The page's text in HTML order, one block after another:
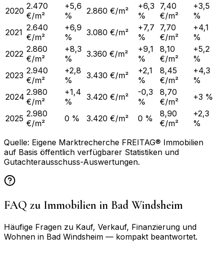
2020 2.470
€/m²
+5,6
%
2.860 €/m²
+6,3
%
7,40
€/m²
+3,5
%
2021 2.640
€/m²
+6,9
%
3.080 €/m²
+7,7
%
7,70
€/m²
+4,1
%
2022 2.860
€/m²
+8,3
%
3.360 €/m²
+9,1
%
8,10
€/m²
+5,2
%
2023 2.940
€/m²
+2,8
%
3.430 €/m²
+2,1
%
8,45
€/m²
+4,3
%
2024 2.980
€/m²
+1,4
%
3.420 €/m²
-0,3
%
8,70
€/m²
+3 %
2025 2.980
€/m²
0 % 3.420 €/m² 0 %
8,90
€/m²
+2,3
%
Quelle: Eigene Marktrecherche FREITAG® Immobilien
auf Basis öffentlich verfügbarer Statistiken und
Gutachterausschuss-Auswertungen.
FAQ zu Immobilien in Bad Windsheim
Häufige Fragen zu Kauf, Verkauf, Finanzierung und
Wohnen in Bad Windsheim — kompakt beantwortet.